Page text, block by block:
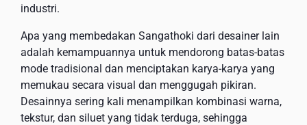
industri.
Apa yang membedakan Sangathoki dari desainer lain
adalah kemampuannya untuk mendorong batas-batas
mode tradisional dan menciptakan karya-karya yang
memukau secara visual dan menggugah pikiran.
Desainnya sering kali menampilkan kombinasi warna,
tekstur, dan siluet yang tidak terduga, sehingga